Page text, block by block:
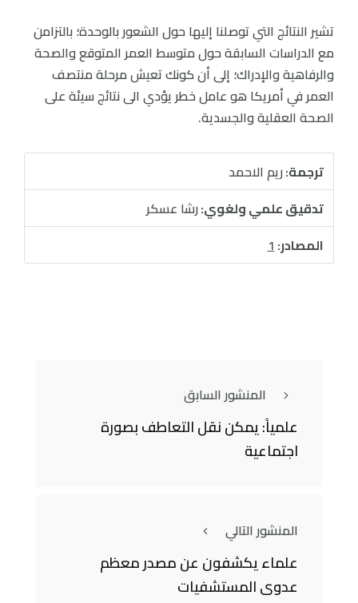
تشير النتائج التي توصلنا إليها حول الشعور بالوحدة؛ بالتزامن
مع الدراسات السابقة حول متوسط العمر المتوقع والصحة
والرفاهية والإدراك؛ إلى أن كونك تعيش مرحلة منتصف
العمر في أمريكا هو عامل خطر يؤدي الى نتائج سيئة على
الصحة العقلية والجسدية.
ترجمة:ريم الاحمد
تدقيق علمي ولغوي:رشا عسكر
المصادر:1
المنشور السابق
علمياً: يمكن نقل التعاطف بصورة
اجتماعية
المنشور التالي
علماء يكشفون عن مصدر معظم
عدوى المستشفيات